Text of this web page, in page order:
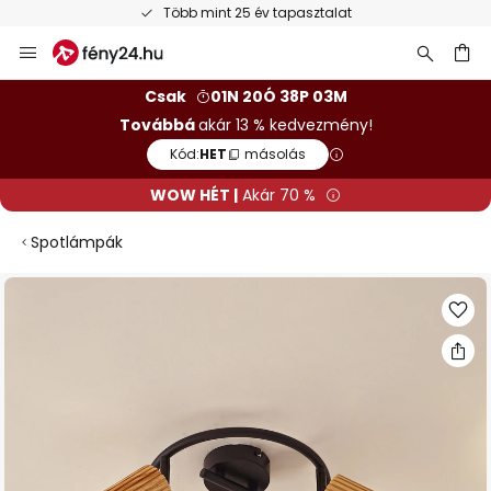
Több mint 25 év tapasztalat
Ugrás
a
Csak
01N 20Ó 38P 03M
Továbbáakár 13 % kedvezmény!
Kód:HET másolás
WOW HÉT | Akár 70 %
Spotlámpák
Ugrás